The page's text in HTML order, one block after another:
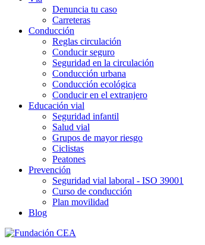
Denuncia tu caso
Carreteras
Conducción
Reglas circulación
Conducir seguro
Seguridad en la circulación
Conducción urbana
Conducción ecológica
Conducir en el extranjero
Educación vial
Seguridad infantil
Salud vial
Grupos de mayor riesgo
Ciclistas
Peatones
Prevención
Seguridad vial laboral - ISO 39001
Curso de conducción
Plan movilidad
Blog